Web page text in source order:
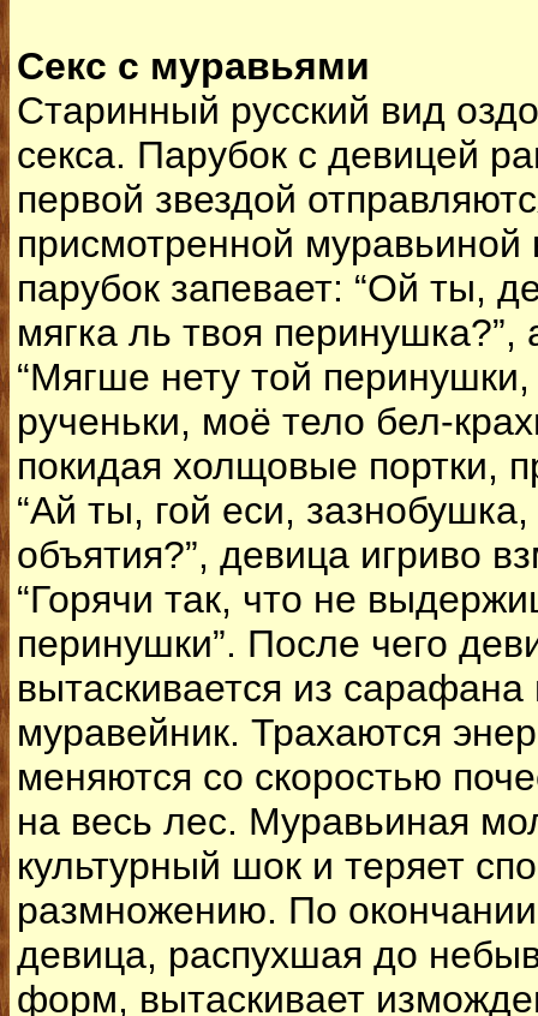
Секс с муравьями
Старинный русский вид
секса. Парубок с девицей
первой звездой
присмотренной муравьиной
парубок запевает: “Ой ты,
мягка ль твоя перинушка?”,
“Мягше нету той
рученьки, моё тело бел-
покидая холщовые портки,
“Ай ты, гой еси,
объятия?”, девица игриво
“Горячи так, что не
перинушки”. После чего
вытаскивается из сарафана
муравейник. Трахаются
меняются со скоростью
на весь лес. Муравьиная
культурный шок и теряет
размножению. По окончании
девица, распухшая до
форм, вытаскивает